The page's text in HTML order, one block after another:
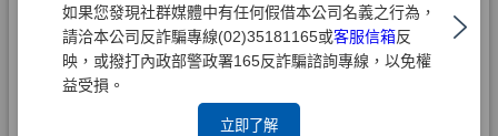
如果您發現社群媒體中有任何假借本公司名義之行為，
請洽本公司反詐騙專線(02)35181165或客服信箱反
映，或撥打內政部警政署165反詐騙諮詢專線，以免權
益受損。
立即了解